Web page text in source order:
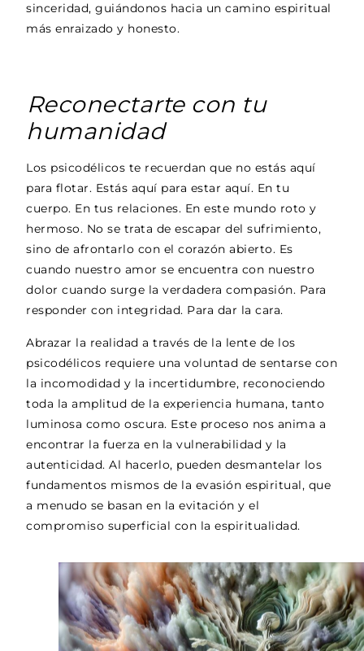
sinceridad, guiándonos hacia un camino espiritual
más enraizado y honesto.
Reconectarte con tu
humanidad
Los psicodélicos te recuerdan que no estás aquí
para flotar. Estás aquí para estar aquí. En tu
cuerpo. En tus relaciones. En este mundo roto y
hermoso. No se trata de escapar del sufrimiento,
sino de afrontarlo con el corazón abierto. Es
cuando nuestro amor se encuentra con nuestro
dolor cuando surge la verdadera compasión. Para
responder con integridad. Para dar la cara.
Abrazar la realidad a través de la lente de los
psicodélicos requiere una voluntad de sentarse con
la incomodidad y la incertidumbre, reconociendo
toda la amplitud de la experiencia humana, tanto
luminosa como oscura. Este proceso nos anima a
encontrar la fuerza en la vulnerabilidad y la
autenticidad. Al hacerlo, pueden desmantelar los
fundamentos mismos de la evasión espiritual, que
a menudo se basan en la evitación y el
compromiso superficial con la espiritualidad.